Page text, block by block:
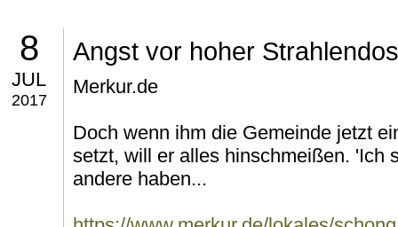
8
JUL
2017
Angst vor hoher
Merkur.de
Doch wenn ihm die Gemeinde jetzt
setzt, will er alles hinschmeißen. 'Ich
andere haben...